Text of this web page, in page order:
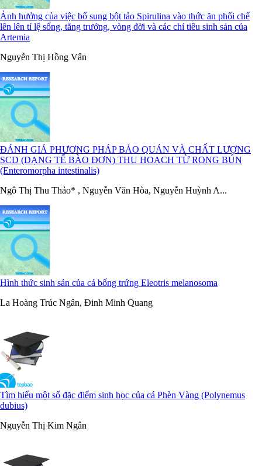
Ảnh hưởng của việc bổ sung bột tảo Spirulina vào thức ăn phối chế
lên lên tỉ lệ sống, tăng trưởng, vòng đời và các chỉ tiêu sinh sản của
Artemia
Nguyễn Thị Hồng Vân
ĐÁNH GIÁ PHƯƠNG PHÁP BẢO QUẢN VÀ CHẤT LƯỢNG
SCD (DẠNG TẾ BÀO ĐƠN) THU HOẠCH TỪ RONG BÚN
(Enteromorpha intestinalis)
Ngô Thị Thu Thảo* , Nguyễn Văn Hòa, Nguyễn Huỳnh A...
Hình thức sinh sản của cá bống trứng Eleotris melanosoma
La Hoàng Trúc Ngân, Đinh Minh Quang
Tìm hiểu một số đặc điểm sinh học của cá Phèn Vàng (Polynemus
dubius)
Nguyễn Thị Kim Ngân